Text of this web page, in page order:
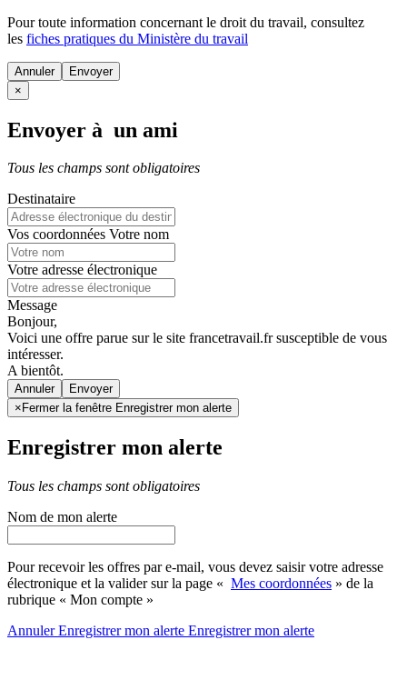
Pour toute information concernant le droit du travail, consultez
les fiches pratiques du Ministère du travail
Annuler
×
Envoyer à un ami
Tous les champs sont obligatoires
Destinataire
Vos coordonnées Votre nom
Votre adresse électronique
Message
Bonjour,
Voici une offre parue sur le site francetravail.fr susceptible de vous
intéresser.
A bientôt.
Annuler
× Fermer la fenêtre Enregistrer mon alerte
Enregistrer mon alerte
Tous les champs sont obligatoires
Nom de mon alerte
Pour recevoir les offres par e-mail, vous devez saisir votre adresse
électronique et la valider sur la page « Mes coordonnées » de la
rubrique « Mon compte »
AnnulerEnregistrer mon alerte Enregistrermon alerte